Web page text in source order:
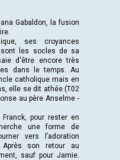
Gabaldon, la fusion
ses croyances
les socles de sa
d'être encore très
dans le temps. Au
catholique mais en
elle se dit athée (T02
au père Anselme -
pour rester en
une forme de
vers l’adoration
Après son retour au
sauf pour Jamie.